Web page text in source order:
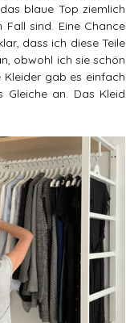
blaue Top ziemlich
sind. Eine Chance
dass ich diese Teile
obwohl ich sie schön
gab es einfach
an. Das Kleid